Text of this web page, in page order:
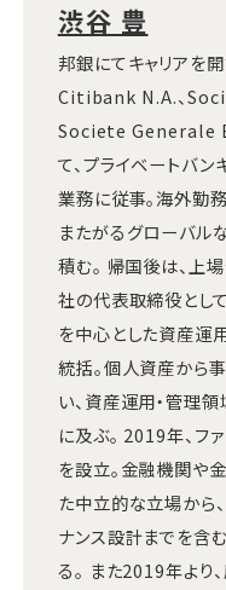
渋谷 豊
邦銀にてキャリアを
Citibank N.A.、
Societe Generale
て、プライベートバン
業務に従事。海外勤
またがるグローバル
積む。 帰国後は、上
社の代表取締役とし
を中心とした資産運
統括。個人資産から
い、資産運用・管理
に及ぶ。 2019年、フ
を設立。金融機関や
た中立的な立場から
ナンス設計までを含
る。 また2019年よ